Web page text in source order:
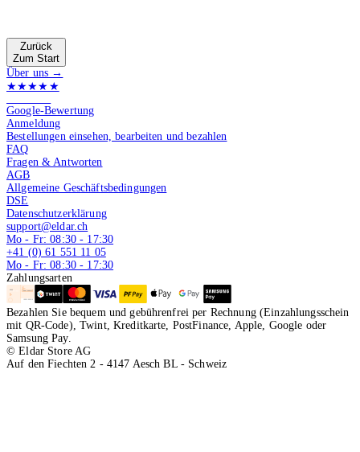
Zurück
Zum Start
Über uns →
★★★★★
Google-Bewertung
Anmeldung
Bestellungen einsehen, bearbeiten und bezahlen
FAQ
Fragen & Antworten
AGB
Allgemeine Geschäftsbedingungen
DSE
Datenschutzerklärung
support@eldar.ch
Mo - Fr: 08:30 - 17:30
+41 (0) 61 551 11 05
Mo - Fr: 08:30 - 17:30
Zahlungsarten
Bezahlen Sie bequem und gebührenfrei per Rechnung (Einzahlungsschein
mit QR-Code), Twint, Kreditkarte, PostFinance, Apple, Google oder
Samsung Pay.
© Eldar Store AG
Auf den Fiechten 2 - 4147 Aesch BL - Schweiz